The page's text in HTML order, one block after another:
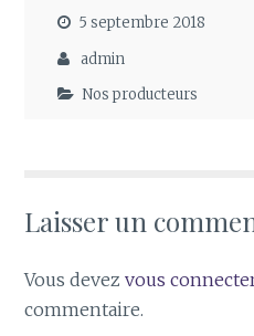
5 septembre 2018
admin
Nos producteurs
Laisser un
Vous devezvous
commentaire.